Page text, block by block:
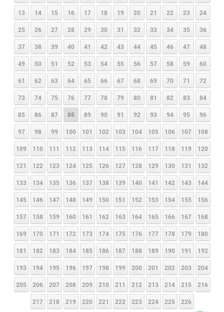
13 14 15 16 17 18 19 20 21 22 23 24
25 26 27 28 29 30 31 32 33 34 35 36
37 38 39 40 41 42 43 44 45 46 47 48
49 50 51 52 53 54 55 56 57 58 59 60
61 62 63 64 65 66 67 68 69 70 71 72
73 74 75 76 77 78 79 80 81 82 83 84
85 86 87 88 89 90 91 92 93 94 95 96
97 98 99 100 101 102 103 104 105 106 107 108
109 110 111 112 113 114 115 116 117 118 119 120
121 122 123 124 125 126 127 128 129 130 131 132
133 134 135 136 137 138 139 140 141 142 143 144
145 146 147 148 149 150 151 152 153 154 155 156
157 158 159 160 161 162 163 164 165 166 167 168
169 170 171 172 173 174 175 176 177 178 179 180
181 182 183 184 185 186 187 188 189 190 191 192
193 194 195 196 197 198 199 200 201 202 203 204
205 206 207 208 209 210 211 212 213 214 215 216
217 218 219 220 221 222 223 224 225 226